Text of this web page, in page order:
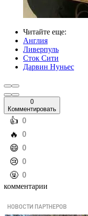
Читайте еще:
Англия
Ливерпуль
Сток Сити
Дарвин Нуньес
0
Комментировать
️👍 0
️🔥 0
️😄 0
️😢 0
️🤬 0
комментарии